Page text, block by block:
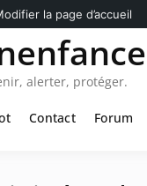
alerter, protéger.
Contact Forum
la page d’accueil